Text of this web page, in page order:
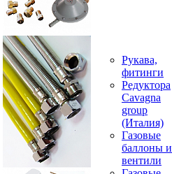
Рукава,
фитинги
Редуктора
Cavagna
group
(Италия)
Газовые
баллоны и
вентили